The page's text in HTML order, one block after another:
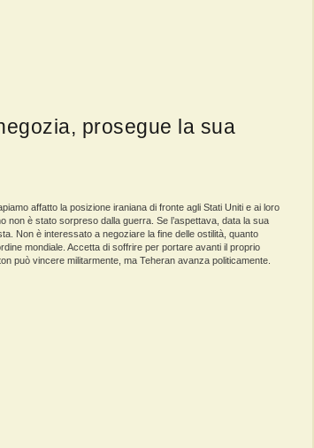
prosegue la sua
affatto la posizione iraniana di fronte agli Stati Uniti e ai loro
non è stato sorpreso dalla guerra. Se l’aspettava, data la sua
Non è interessato a negoziare la fine delle ostilità, quanto
mondiale. Accetta di soffrire per portare avanti il proprio
può vincere militarmente, ma Teheran avanza politicamente.